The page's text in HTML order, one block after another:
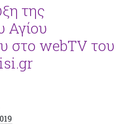
της
Αγίου
στο webTV του